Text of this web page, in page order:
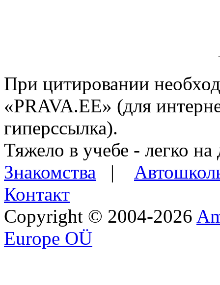
При цитировании
«PRAVA.EE» (для
гиперссылка).
Тяжело в учебе - легко на
Знакомства |
Контакт
Copyright © 2004-2026
Europe OÜ